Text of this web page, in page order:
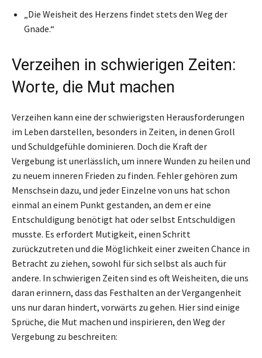
„Die Weisheit des Herzens findet stets den Weg der
Gnade.“
Verzeihen in schwierigen Zeiten:
Worte, die Mut machen
Verzeihen kann eine der schwierigsten Herausforderungen
im Leben darstellen, besonders in Zeiten, in denen Groll
und Schuldgefühle dominieren. Doch die Kraft der
Vergebung ist unerlässlich, um innere Wunden zu heilen und
zu neuem inneren Frieden zu finden. Fehler gehören zum
Menschsein dazu, und jeder Einzelne von uns hat schon
einmal an einem Punkt gestanden, an dem er eine
Entschuldigung benötigt hat oder selbst Entschuldigen
musste. Es erfordert Mutigkeit, einen Schritt
zurückzutreten und die Möglichkeit einer zweiten Chance in
Betracht zu ziehen, sowohl für sich selbst als auch für
andere. In schwierigen Zeiten sind es oft Weisheiten, die uns
daran erinnern, dass das Festhalten an der Vergangenheit
uns nur daran hindert, vorwärts zu gehen. Hier sind einige
Sprüche, die Mut machen und inspirieren, den Weg der
Vergebung zu beschreiten: